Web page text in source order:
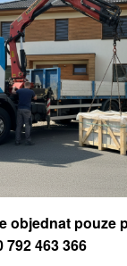
objednat pouze
792 463 366